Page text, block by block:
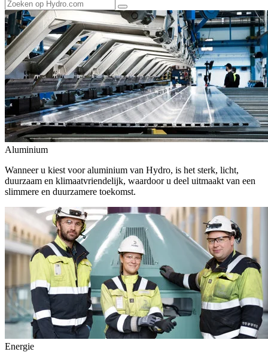
Aluminium
Wanneer u kiest voor aluminium van Hydro, is het sterk, licht,
duurzaam en klimaatvriendelijk, waardoor u deel uitmaakt van een
slimmere en duurzamere toekomst.
Energie